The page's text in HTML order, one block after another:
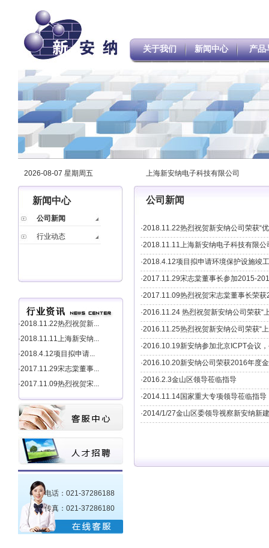
关于我们 新闻中心 产品
2026-08-07 星期周五 上海新安纳电子科技有限公司
新闻中心
公司新闻
行业动态
·2018.11.22热烈祝贺新...
·2018.11.11上海新安纳...
·2018.4.12项目拟申请...
·2017.11.29宋志棠董事...
·2017.11.09热烈祝贺宋...
电话：021-37286188
传真：021-37286180
公司新闻
·2018.11.22热烈祝贺新安纳公司荣获“
·2018.11.11上海新安纳电子科技有限公
·2018.4.12项目拟申请环境保护设施竣
·2017.11.29宋志棠董事长参加2015-
·2017.11.09热烈祝贺宋志棠董事长荣
·2016.11.24 热烈祝贺新安纳公司荣获“
·2016.11.25热烈祝贺新安纳公司荣获“
·2016.10.19新安纳参加北京ICPT会议
·2016.10.20新安纳公司荣获2016年度
·2016.2.3金山区领导莅临指导
·2014.11.14国家重大专项领导莅临指导
·2014/1/27金山区委领导视察新安纳新